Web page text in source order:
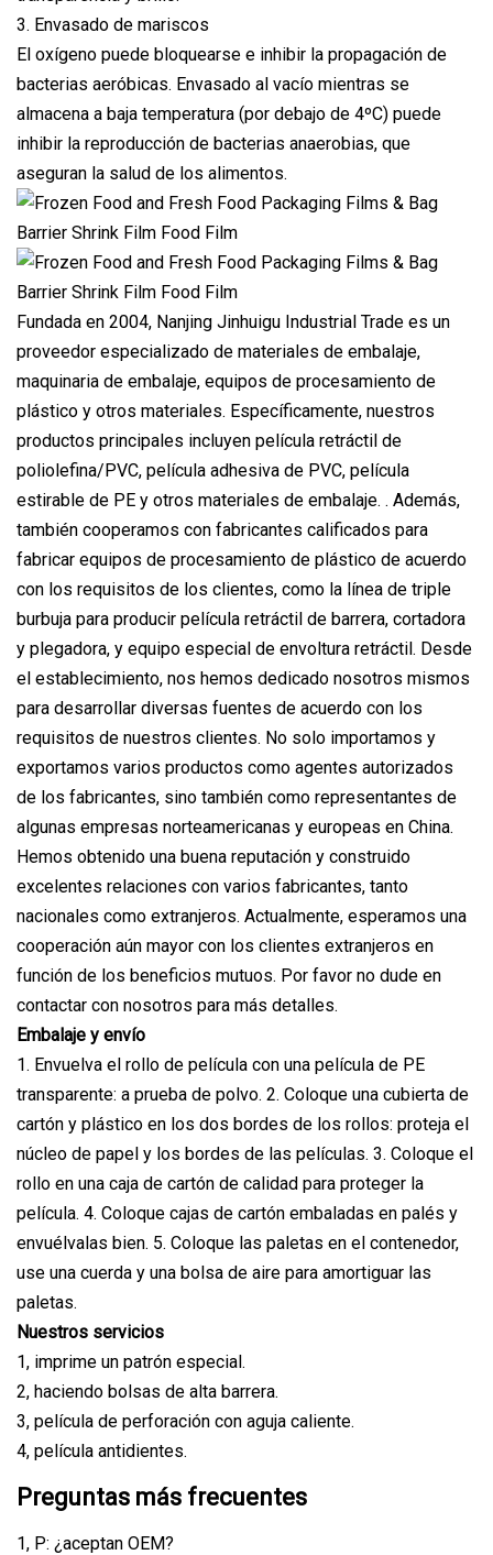
3. Envasado de mariscos
El oxígeno puede bloquearse e inhibir la propagación de
bacterias aeróbicas. Envasado al vacío mientras se
almacena a baja temperatura (por debajo de 4ºC) puede
inhibir la reproducción de bacterias anaerobias, que
aseguran la salud de los alimentos.
Fundada en 2004, Nanjing Jinhuigu Industrial Trade es un
proveedor especializado de materiales de embalaje,
maquinaria de embalaje, equipos de procesamiento de
plástico y otros materiales. Específicamente, nuestros
productos principales incluyen película retráctil de
poliolefina/PVC, película adhesiva de PVC, película
estirable de PE y otros materiales de embalaje. . Además,
también cooperamos con fabricantes calificados para
fabricar equipos de procesamiento de plástico de acuerdo
con los requisitos de los clientes, como la línea de triple
burbuja para producir película retráctil de barrera, cortadora
y plegadora, y equipo especial de envoltura retráctil. Desde
el establecimiento, nos hemos dedicado nosotros mismos
para desarrollar diversas fuentes de acuerdo con los
requisitos de nuestros clientes. No solo importamos y
exportamos varios productos como agentes autorizados
de los fabricantes, sino también como representantes de
algunas empresas norteamericanas y europeas en China.
Hemos obtenido una buena reputación y construido
excelentes relaciones con varios fabricantes, tanto
nacionales como extranjeros. Actualmente, esperamos una
cooperación aún mayor con los clientes extranjeros en
función de los beneficios mutuos. Por favor no dude en
contactar con nosotros para más detalles.
Embalaje y envío
1. Envuelva el rollo de película con una película de PE
transparente: a prueba de polvo. 2. Coloque una cubierta de
cartón y plástico en los dos bordes de los rollos: proteja el
núcleo de papel y los bordes de las películas. 3. Coloque el
rollo en una caja de cartón de calidad para proteger la
película. 4. Coloque cajas de cartón embaladas en palés y
envuélvalas bien. 5. Coloque las paletas en el contenedor,
use una cuerda y una bolsa de aire para amortiguar las
paletas.
Nuestros servicios
1, imprime un patrón especial.
2, haciendo bolsas de alta barrera.
3, película de perforación con aguja caliente.
4, película antidientes.
Preguntas más frecuentes
1, P: ¿aceptan OEM?